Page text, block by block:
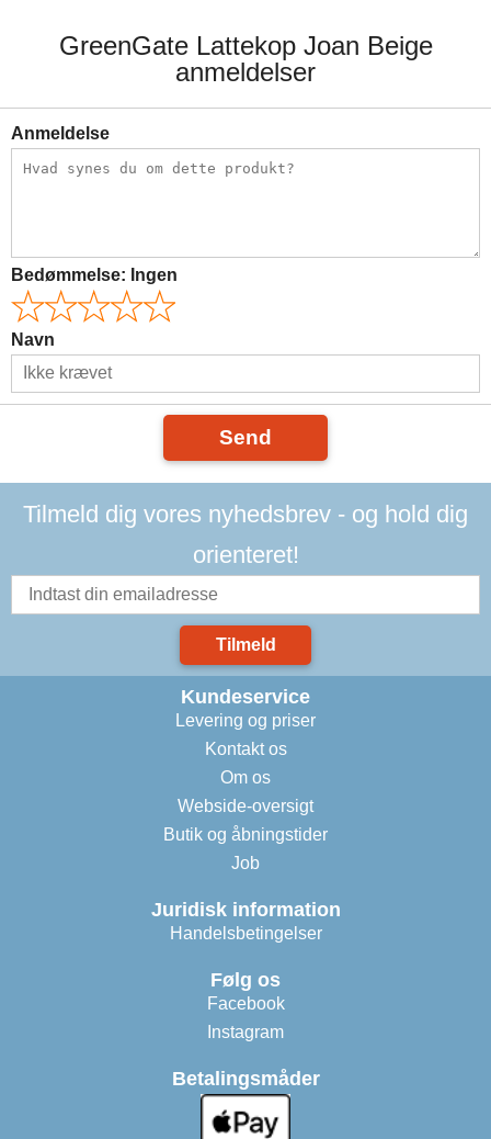
GreenGate Lattekop Joan Beige
anmeldelser
Anmeldelse
Bedømmelse: Ingen
Navn
Send
Tilmeld dig vores nyhedsbrev - og hold dig
orienteret!
Tilmeld
Kundeservice
Levering og priser
Kontakt os
Om os
Webside-oversigt
Butik og åbningstider
Job
Juridisk information
Handelsbetingelser
Følg os
Facebook
Instagram
Betalingsmåder